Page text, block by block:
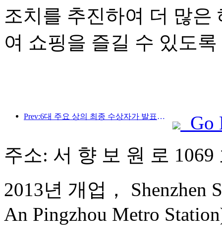
조치를 추진하여 더 많은
여 쇼핑을 즐길 수 있도
Prev:6대 주요 상의 최종 수상자가 발표되었으며, 매년 100개가 넘는 호텔과 회사가 상을 수상합니다!
Go
주소: 서 향 보 원 로 1069
2013년 개업， Shenzhen
An Pingzhou Metro